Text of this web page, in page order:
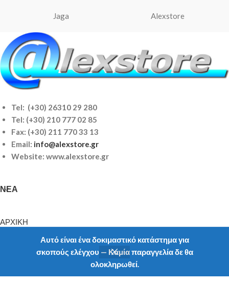
Αυτό είναι ένα δοκιμαστικό κατάστημα για
σκοπούς ελέγχου — Καμία παραγγελία δε θα
ολοκληρωθεί.
Jaga Alexstore
Tel: (+30) 26310 29 280
Tel: (+30) 210 777 02 85
Fax: (+30) 211 770 33 13
Email: info@alexstore.gr
Website: www.alexstore.gr
ΝΈΑ
ΑΡΧΙΚΗ